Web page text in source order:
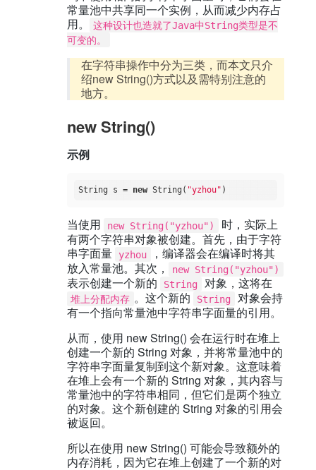
常量池中共享同一个实例，从而减少内存占
用。
这种设计也造就了Java中String类型是不
可变的。
在字符串操作中分为三类，而本文只介
绍new String()方式以及需特别注意的
地方。
new String()
示例
String s = new String( "yzhou"
当使用 new String("yzhou")
时，实际上
有两个字符串对象被创建。首先，由于字符
串字面量
yzhou
，编译器会在编译时将其
放入常量池。其次，
new String("yzhou")
表示创建一个新的 String 对象，这将在
堆上分配内存 。这个新的 String
对象会持
有一个指向常量池中字符串字面量的引用。
从而，使用 new String() 会在运行时在堆上
创建一个新的 String 对象，并将常量池中的
字符串字面量复制到这个新对象。这意味着
在堆上会有一个新的 String 对象，其内容与
常量池中的字符串相同，但它们是两个独立
的对象。这个新创建的 String 对象的引用会
被返回。
所以在使用 new String() 可能会导致额外的
内存消耗，因为它在堆上创建了一个新的对